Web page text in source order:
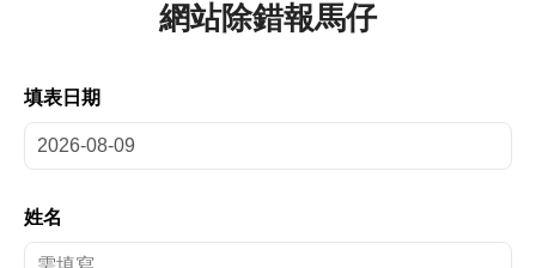
網站除錯報馬仔
填表日期
姓名